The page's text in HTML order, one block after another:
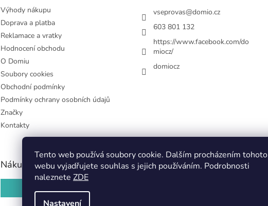
Tento web používá soubory cookie. Dalším procházením tohoto
webu vyjadřujete souhlas s jejich používáním. Podrobnosti
naleznete ZDE
Nastavení
Výhody nákupu
Doprava a platba
Reklamace a vratky
Hodnocení obchodu
O Domiu
Soubory cookies
Obchodní podmínky
Podmínky ochrany osobních údajů
Značky
Kontakty
vseprovas@domio.cz
603 801 132
https://www.facebook.com/do
miocz/
domiocz
Nákupní košík